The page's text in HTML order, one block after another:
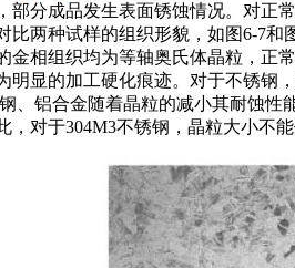
部分成品发生表面锈蚀情况。对正
比两种试样的组织形貌，如图6-7和
金相组织均为等轴奥氏体晶粒，正
明显的加工硬化痕迹。对于不锈钢
、铝合金随着晶粒的减小其耐蚀性
，对于304M3不锈钢，晶粒大小不